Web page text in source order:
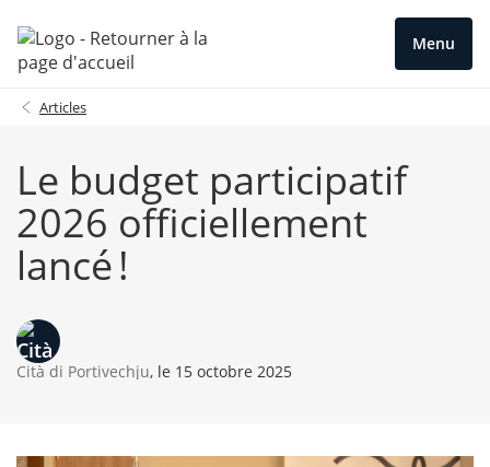
Menu
Articles
Le budget participatif
2026 officiellement
lancé !
Cità di Portivechju, le 15 octobre 2025